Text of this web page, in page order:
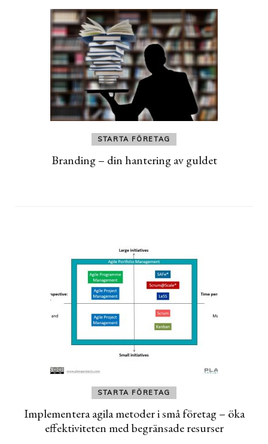
STARTA FÖRETAG
Branding – din hantering av guldet
STARTA FÖRETAG
Implementera agila metoder i små företag – öka
effektiviteten med begränsade resurser